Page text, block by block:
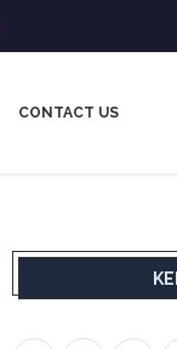
CONTACT US